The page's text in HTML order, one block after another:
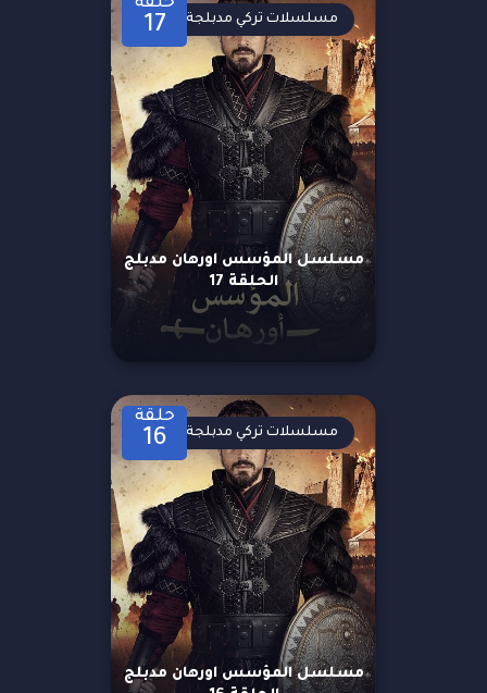
حلقة
17
مسلسل المؤسس اورهان مدبلج
الحلقة 17
مسلسلات تركي مدبلجة
حلقة
16
مسلسل المؤسس اورهان مدبلج
مسلسلات تركي مدبلجة